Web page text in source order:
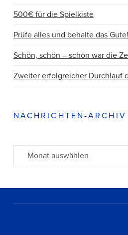
500€ für die Spielkiste
Prüfe alles und behalte das Gute!
Schön, schön – schön war die
Zweiter erfolgreicher Durchlauf
NACHRICHTEN-ARCHIV
Archiv